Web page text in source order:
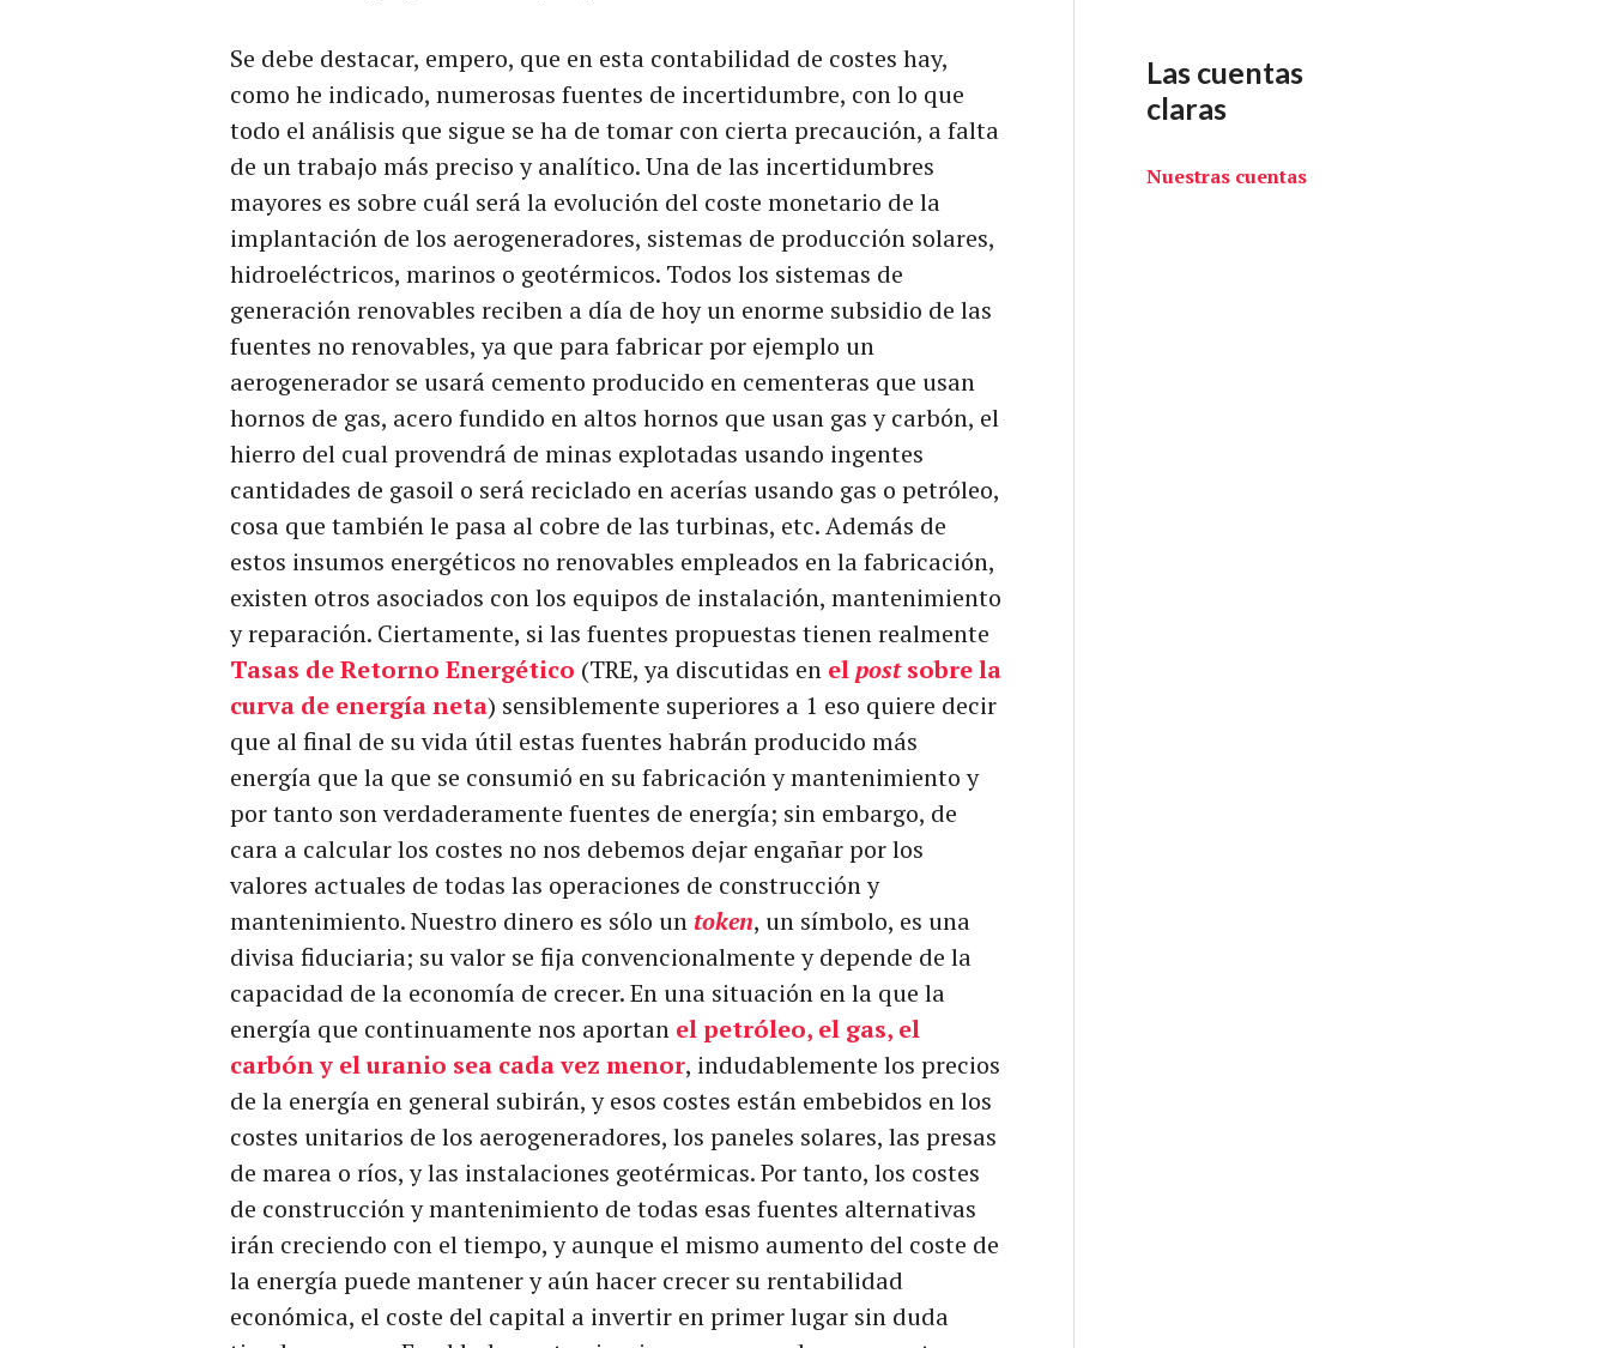
Se debe destacar, empero, que en esta contabilidad de costes hay,
como he indicado, numerosas fuentes de incertidumbre, con lo que
todo el análisis que sigue se ha de tomar con cierta precaución, a falta
de un trabajo más preciso y analítico. Una de las incertidumbres
mayores es sobre cuál será la evolución del coste monetario de la
implantación de los aerogeneradores, sistemas de producción solares,
hidroeléctricos, marinos o geotérmicos. Todos los sistemas de
generación renovables reciben a día de hoy un enorme subsidio de las
fuentes no renovables, ya que para fabricar por ejemplo un
aerogenerador se usará cemento producido en cementeras que usan
hornos de gas, acero fundido en altos hornos que usan gas y carbón, el
hierro del cual provendrá de minas explotadas usando ingentes
cantidades de gasoil o será reciclado en acerías usando gas o petróleo,
cosa que también le pasa al cobre de las turbinas, etc. Además de
estos insumos energéticos no renovables empleados en la fabricación,
existen otros asociados con los equipos de instalación, mantenimiento
y reparación. Ciertamente, si las fuentes propuestas tienen realmente
Tasas de Retorno Energético (TRE, ya discutidas en elpostsobre la
curva de energía neta) sensiblemente superiores a 1 eso quiere decir
que al final de su vida útil estas fuentes habrán producido más
energía que la que se consumió en su fabricación y mantenimiento y
por tanto son verdaderamente fuentes de energía; sin embargo, de
cara a calcular los costes no nos debemos dejar engañar por los
valores actuales de todas las operaciones de construcción y
mantenimiento. Nuestro dinero es sólo un token, un símbolo, es una
divisa fiduciaria; su valor se fija convencionalmente y depende de la
capacidad de la economía de crecer. En una situación en la que la
energía que continuamente nos aportan el petróleo, el gas, el
carbón y el uranio sea cada vez menor, indudablemente los precios
de la energía en general subirán, y esos costes están embebidos en los
costes unitarios de los aerogeneradores, los paneles solares, las presas
de marea o ríos, y las instalaciones geotérmicas. Por tanto, los costes
de construcción y mantenimiento de todas esas fuentes alternativas
irán creciendo con el tiempo, y aunque el mismo aumento del coste de
la energía puede mantener y aún hacer crecer su rentabilidad
económica, el coste del capital a invertir en primer lugar sin duda
Las cuentas
claras
Nuestras cuentas